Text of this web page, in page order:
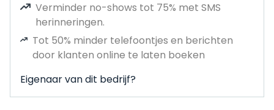
Verminder no-shows tot 75% met SMS
herinneringen.
Tot 50% minder telefoontjes en berichten
door klanten online te laten boeken
Eigenaar van dit bedrijf?